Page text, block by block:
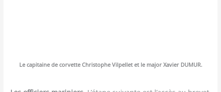
Le capi­taine de cor­vette Chris­tophe Vil­pel­let et le major Xavier DUMUR.